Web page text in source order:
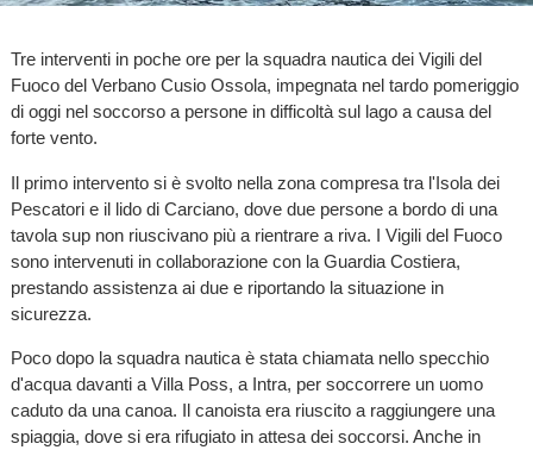
Tre interventi in poche ore per la squadra nautica dei Vigili del
Fuoco del Verbano Cusio Ossola, impegnata nel tardo pomeriggio
di oggi nel soccorso a persone in difficoltà sul lago a causa del
forte vento.
Il primo intervento si è svolto nella zona compresa tra l'Isola dei
Pescatori e il lido di Carciano, dove due persone a bordo di una
tavola sup non riuscivano più a rientrare a riva. I Vigili del Fuoco
sono intervenuti in collaborazione con la Guardia Costiera,
prestando assistenza ai due e riportando la situazione in
sicurezza.
Poco dopo la squadra nautica è stata chiamata nello specchio
d'acqua davanti a Villa Poss, a Intra, per soccorrere un uomo
caduto da una canoa. Il canoista era riuscito a raggiungere una
spiaggia, dove si era rifugiato in attesa dei soccorsi. Anche in